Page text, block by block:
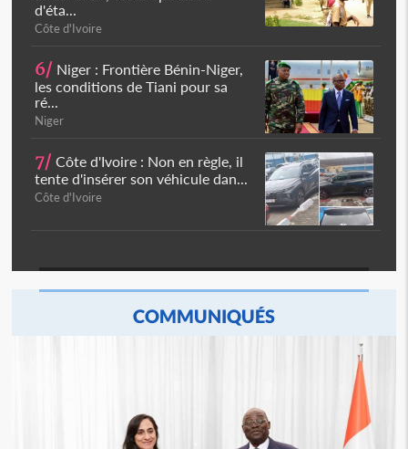
d'éta...
Côte d'Ivoire
6/ Niger : Frontière Bénin-Niger,
les conditions de Tiani pour sa
ré...
Niger
7/ Côte d'Ivoire : Non en règle, il
tente d'insérer son véhicule dan...
Côte d'Ivoire
COMMUNIQUÉS